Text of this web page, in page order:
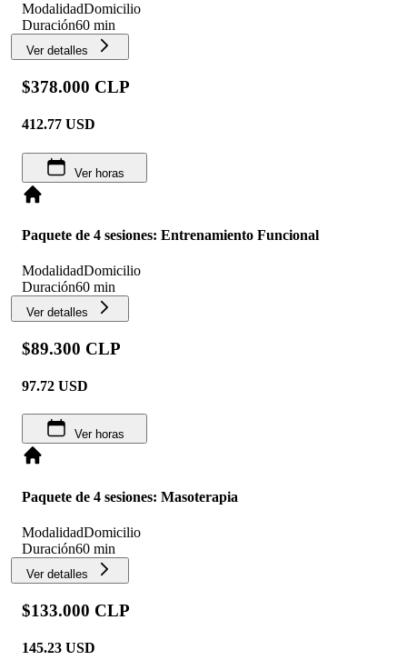
ModalidadDomicilio
Duración60 min
Ver detalles
$378.000 CLP
412.77 USD
Ver horas
Paquete de 4 sesiones: Entrenamiento Funcional
ModalidadDomicilio
Duración60 min
Ver detalles
$89.300 CLP
97.72 USD
Ver horas
Paquete de 4 sesiones: Masoterapia
ModalidadDomicilio
Duración60 min
Ver detalles
$133.000 CLP
145.23 USD